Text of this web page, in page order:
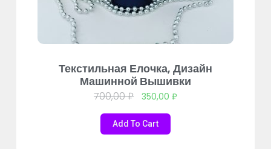
Текстильная Елочка, Дизайн
Машинной Вышивки
700,00₽ 350,00 ₽
Add To Cart